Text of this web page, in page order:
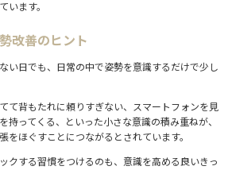
います。
改善のヒント
い日でも、日常の中で姿勢を意識するだけで少し
て背もたれに頼りすぎない、スマートフォンを見
持ってくる、といった小さな意識の積み重ねが、
をほぐすことにつながるとされています。
クする習慣をつけるのも、意識を高める良いきっ